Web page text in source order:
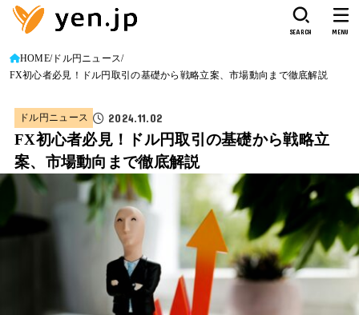
SEARCH MENU
HOME ドル円ニュース
FX初心者必見！ドル円取引の基礎から戦略立案、市場動向まで徹底解説
ドル円ニュース 2024.11.02
FX初心者必見！ドル円取引の基礎から戦略立
案、市場動向まで徹底解説